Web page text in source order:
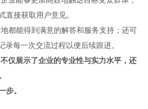
直接获取用户意见。
都能得到满意的解答和服务支持；还可
每一次交流过程以便后续跟进。
仅展示了企业的专业性与实力水平，还
步。